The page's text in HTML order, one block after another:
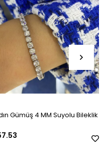
925 Ayar Gümüş Ajda Bilezik
$63.01